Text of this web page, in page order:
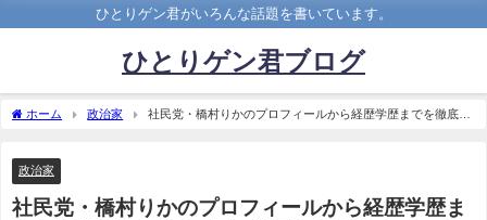
ひとりゲン君がいろんな話題を書いています。
ひとりゲン君ブログ
ホーム 政治家
社民党・橋村りかのプロフィールから経歴学歴までを徹底調
政治家
社民党・橋村りかのプロフィールから経歴学歴ま